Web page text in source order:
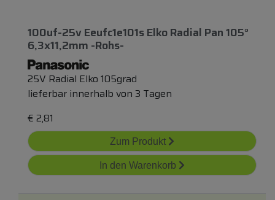
100uf-25v Eeufc1e101s Elko Radial Pan 105°
6,3x11,2mm -rohs-
25V Radial Elko 105grad
lieferbar innerhalb von 3 Tagen
€ 2,81
Zum Produkt
In den Warenkorb